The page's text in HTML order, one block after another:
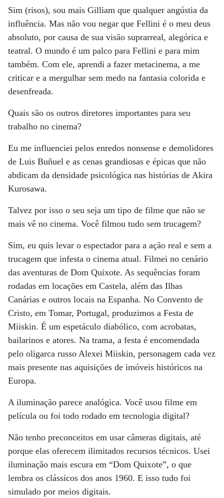
Sim (risos), sou mais Gilliam que qualquer angústia da
influência. Mas não vou negar que Fellini é o meu deus
absoluto, por causa de sua visão suprarreal, alegórica e
teatral. O mundo é um palco para Fellini e para mim
também. Com ele, aprendi a fazer metacinema, a me
criticar e a mergulhar sem medo na fantasia colorida e
desenfreada.
Quais são os outros diretores importantes para seu
trabalho no cinema?
Eu me influenciei pelos enredos nonsense e demolidores
de Luis Buñuel e as cenas grandiosas e épicas que não
abdicam da densidade psicológica nas histórias de Akira
Kurosawa.
Talvez por isso o seu seja um tipo de filme que não se
mais vê no cinema. Você filmou tudo sem trucagem?
Sim, eu quis levar o espectador para a ação real e sem a
trucagem que infesta o cinema atual. Filmei no cenário
das aventuras de Dom Quixote. As sequências foram
rodadas em locações em Castela, além das Ilhas
Canárias e outros locais na Espanha. No Convento de
Cristo, em Tomar, Portugal, produzimos a Festa de
Miiskin. É um espetáculo diabólico, com acrobatas,
bailarinos e atores. Na trama, a festa é encomendada
pelo oligarca russo Alexei Miiskin, personagem cada vez
mais presente nas aquisições de imóveis históricos na
Europa.
A iluminação parece analógica. Você usou filme em
película ou foi todo rodado em tecnologia digital?
Não tenho preconceitos em usar câmeras digitais, até
porque elas oferecem ilimitados recursos técnicos. Usei
iluminação mais escura em “Dom Quixote”, o que
lembra os clássicos dos anos 1960. E isso tudo foi
simulado por meios digitais.